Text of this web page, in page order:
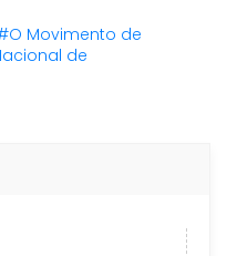
Movimento de
de